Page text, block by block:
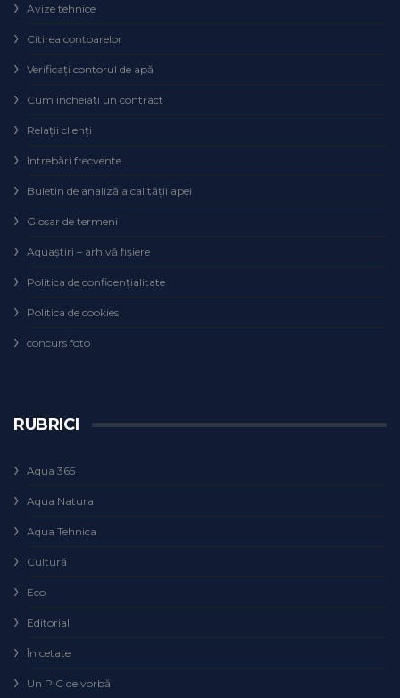
Avize tehnice
Citirea contoarelor
Verificaţi contorul de apă
Cum încheiaţi un contract
Relaţii clienţi
Întrebări frecvente
Buletin de analiză a calităţii apei
Glosar de termeni
Aquaștiri – arhivă fișiere
Politica de confidențialitate
Politica de cookies
concurs foto
RUBRICI
Aqua 365
Aqua Natura
Aqua Tehnica
Cultură
Eco
Editorial
În cetate
Un PIC de vorbă